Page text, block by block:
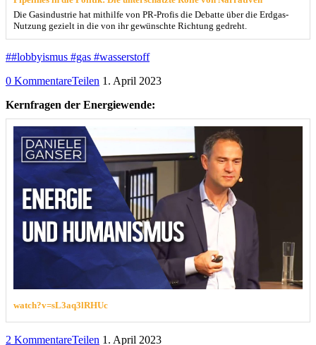
Die Gasindustrie hat mithilfe von PR-Profis die Debatte über die Erdgas-
Nutzung gezielt in die von ihr gewünschte Richtung gedreht.
##lobbyismus #gas #wasserstoff
0 KommentareTeilen 1. April 2023
Kernfragen der Energiewende:
watch?v=sL3aq3lRHUc
2 KommentareTeilen 1. April 2023